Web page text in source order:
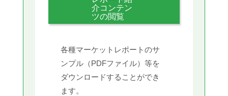
介コンテン
ツの閲覧
各種マーケットレポートのサ
ンプル（PDFファイル）等を
ダウンロードすることができ
ます。